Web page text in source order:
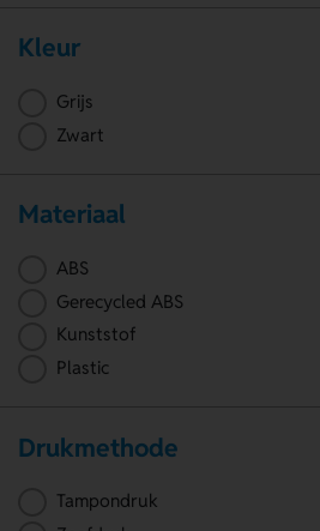
Kleur
Grijs
Zwart
Materiaal
ABS
Gerecycled ABS
Kunststof
Plastic
Drukmethode
Tampondruk